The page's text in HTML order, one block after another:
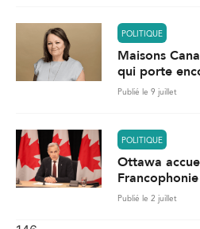
POLITIQUE
Maisons
qui porte
Publié le 9 juillet
POLITIQUE
Ottawa
Publié le 2 juillet